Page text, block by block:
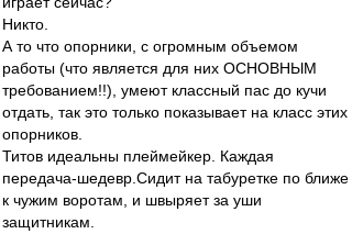
Никто.
А то что опорники, с огромным объемом
работы (что является для них ОСНОВНЫМ
требованием!!), умеют классный пас до кучи
отдать, так это только показывает на класс этих
опорников.
Титов идеальны плеймейкер. Каждая
передача-шедевр.Сидит на табуретке по ближе
к чужим воротам, и швыряет за уши
защитникам.